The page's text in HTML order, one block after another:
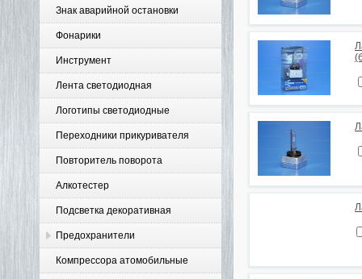
Знак аварийной остановки
Фонарики
Инструмент
Лента светодиодная
Логотипы светодиодные
Переходники прикуривателя
Повторитель поворота
Алкотестер
Подсветка декоративная
Предохранители
Компрессора атомобильные